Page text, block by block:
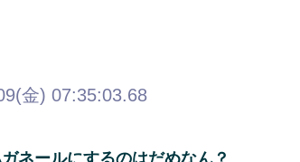
金) 07:35:03.68
ネールにするのはだめなん？